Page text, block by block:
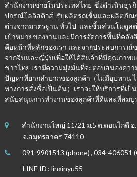
สำนักงานขายในประเทศไทย ซึ่งดำเนินธุร
ปกรณ์โลจิสติกส์ รับผลิตรถเข็นและผลิตภัณ
ต่างจากมาตรฐาน ทั่วไป และชิ้นส่วนโมดูล
เป้าหมายของงานและมีการจัดการพื้นที่คลั
คือหน้าที่หลักของเรา และจากประสบการณ์
จากจีนและญี่ปุ่นเพื่อให้ได้สินค้าที่มีคุณภาพแ
ชาวไทย เรามีความมุ่งมั่นที่จะตอบสนองคว
ปัญหาที่ยากลำบากของลูกค้า（ไม่มีอุปทาน
ทางการสั่งซื้อเป็นต้น）เราจะให้บริการที่เป็
สนับสนุนการทำงานของลูกค้าที่ดีและที่สม
สำนักงานใหญ่ 11/21 ม.5 ต.ดอนไก่ดี อ
จ.สมุทรสาคร 74110
091-9901513 (phone) , 034-406051
LINE ID : linxinyu55